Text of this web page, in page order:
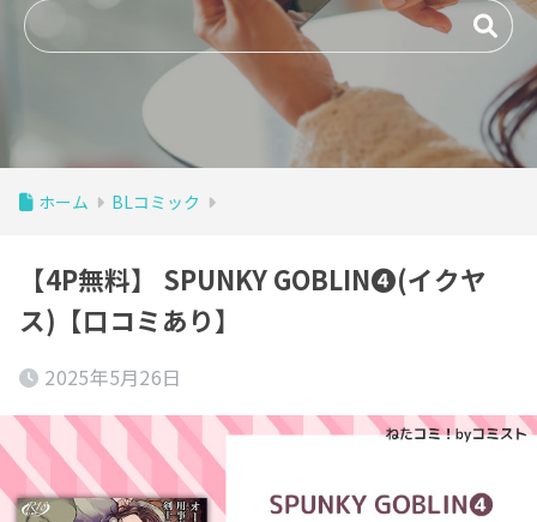
ホーム BLコミック
【4P無料】 SPUNKY GOBLIN❹(イクヤ
ス)【口コミあり】
2025年5月26日